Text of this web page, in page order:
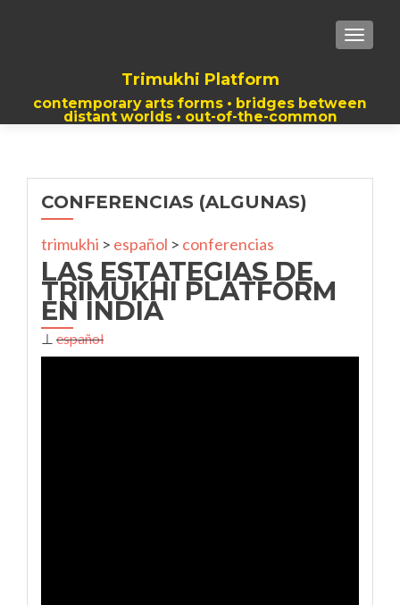
Trimukhi Platform
contemporary arts forms • bridges between
distant worlds • out-of-the-common
thoughts
CONFERENCIAS (ALGUNAS)
trimukhi > español > conferencias
LAS ESTATEGIAS DE
TRIMUKHI PLATFORM
EN INDIA
⊥ español